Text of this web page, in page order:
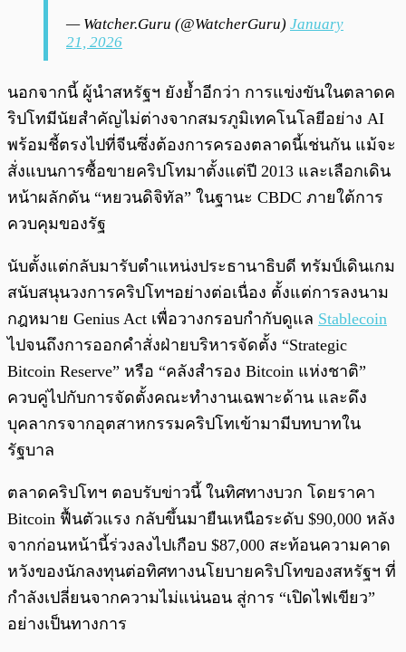
— Watcher.Guru (@WatcherGuru) January
21, 2026
นอกจากนี้ ผู้นำสหรัฐฯ ยังย้ำอีกว่า การแข่งขันในตลาดค
ริปโทมีนัยสำคัญไม่ต่างจากสมรภูมิเทคโนโลยีอย่าง AI
พร้อมชี้ตรงไปที่จีนซึ่งต้องการครองตลาดนี้เช่นกัน แม้จะ
สั่งแบนการซื้อขายคริปโทมาตั้งแต่ปี 2013 และเลือกเดิน
หน้าผลักดัน “หยวนดิจิทัล” ในฐานะ CBDC ภายใต้การ
ควบคุมของรัฐ
นับตั้งแต่กลับมารับตำแหน่งประธานาธิบดี ทรัมป์เดินเกม
สนับสนุนวงการคริปโทฯอย่างต่อเนื่อง ตั้งแต่การลงนาม
กฎหมาย Genius Act เพื่อวางกรอบกำกับดูแล Stablecoin
ไปจนถึงการออกคำสั่งฝ่ายบริหารจัดตั้ง “Strategic
Bitcoin Reserve” หรือ “คลังสำรอง Bitcoin แห่งชาติ”
ควบคู่ไปกับการจัดตั้งคณะทำงานเฉพาะด้าน และดึง
บุคลากรจากอุตสาหกรรมคริปโทเข้ามามีบทบาทใน
รัฐบาล
ตลาดคริปโทฯ ตอบรับข่าวนี้ ในทิศทางบวก โดยราคา
Bitcoin ฟื้นตัวแรง กลับขึ้นมายืนเหนือระดับ $90,000 หลัง
จากก่อนหน้านี้ร่วงลงไปเกือบ $87,000 สะท้อนความคาด
หวังของนักลงทุนต่อทิศทางนโยบายคริปโทของสหรัฐฯ ที่
กำลังเปลี่ยนจากความไม่แน่นอน สู่การ “เปิดไฟเขียว”
อย่างเป็นทางการ